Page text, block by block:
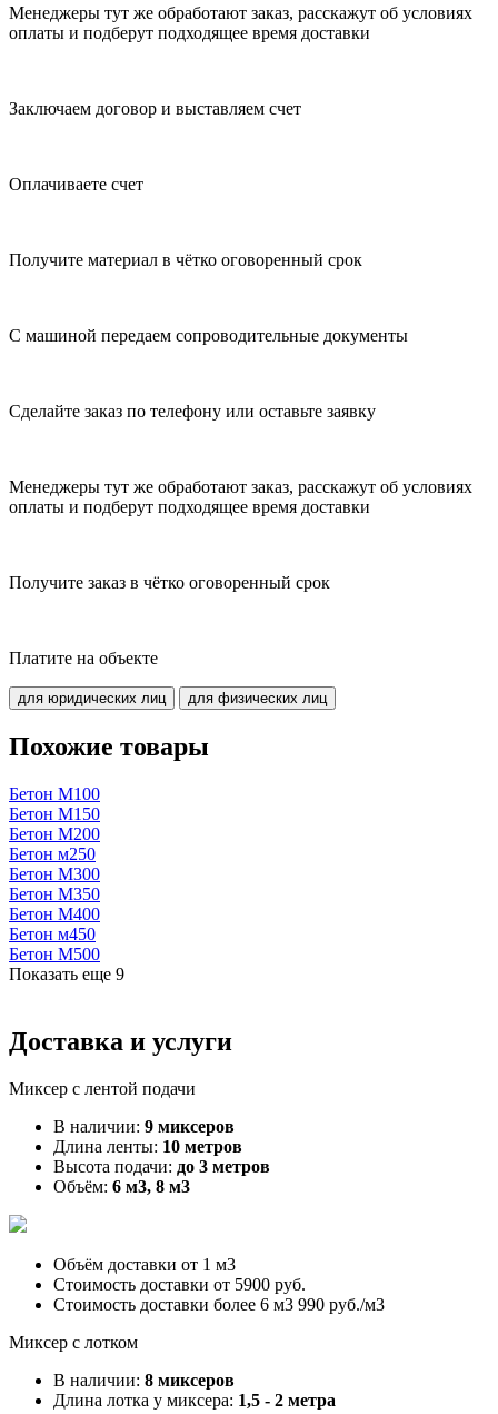
Менеджеры тут же обработают заказ, расскажут об условиях
оплаты и подберут подходящее время доставки
Заключаем договор и выставляем счет
Оплачиваете счет
Получите материал в чётко оговоренный срок
С машиной передаем сопроводительные документы
Сделайте заказ по телефону или оставьте заявку
Менеджеры тут же обработают заказ, расскажут об условиях
оплаты и подберут подходящее время доставки
Получите заказ в чётко оговоренный срок
Платите на объекте
для юридических лиц для физических лиц
Похожие товары
Бетон М100
Бетон М150
Бетон М200
Бетон м250
Бетон М300
Бетон М350
Бетон М400
Бетон м450
Бетон М500
Показать еще 9
Доставка и услуги
Миксер с лентой подачи
В наличии: 9 миксеров
Длина ленты: 10 метров
Высота подачи: до 3 метров
Объём: 6 м3, 8 м3
Объём доставки от 1 м3
Стоимость доставки от 5900 руб.
Стоимость доставки более 6 м3 990 руб./м3
Миксер с лотком
В наличии: 8 миксеров
Длина лотка у миксера: 1,5 - 2 метра